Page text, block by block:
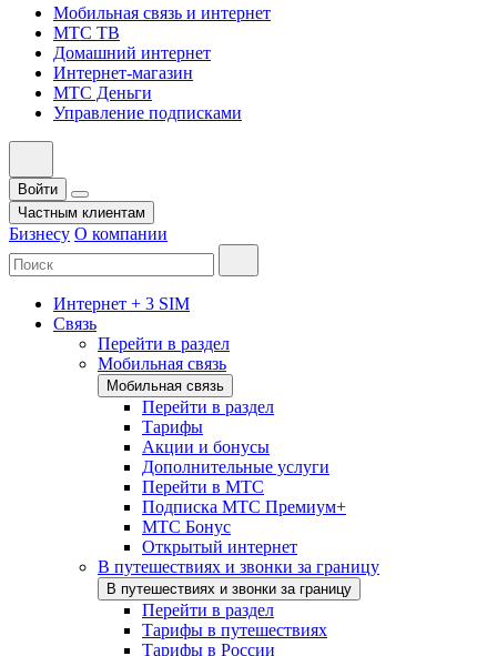
Мобильная связь и интернет
МТС ТВ
Домашний интернет
Интернет-магазин
МТС Деньги
Управление подписками
Войти
Частным клиентам
Бизнесу О компании
Интернет + 3 SIM
Связь
Перейти в раздел
Мобильная связь
Мобильная связь
Перейти в раздел
Тарифы
Акции и бонусы
Дополнительные услуги
Перейти в МТС
Подписка МТС Премиум+
МТС Бонус
Открытый интернет
В путешествиях и звонки за границу
В путешествиях и звонки за границу
Перейти в раздел
Тарифы в путешествиях
Тарифы в России